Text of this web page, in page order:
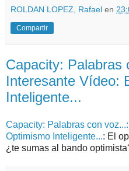
ROLDAN LOPEZ, Rafael en
Compartir
Capacity: Palabras
Interesante Vídeo:
Inteligente...
Capacity: Palabras con
Optimismo Inteligente...: El
¿te sumas al bando